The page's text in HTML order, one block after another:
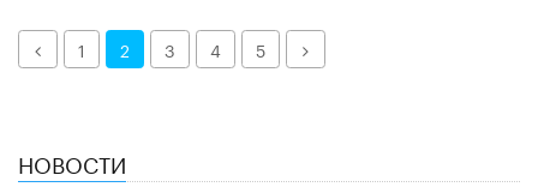
Назад1 2 3 4 5 Далее
НОВОСТИ